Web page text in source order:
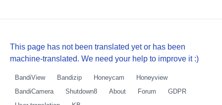
This page has not been translated yet or has been
machine-translated. We need your help to improve it :)
BandiView Bandizip Honeycam
Honeyview
BandiCamera
Shutdown8 About Forum
GDPR